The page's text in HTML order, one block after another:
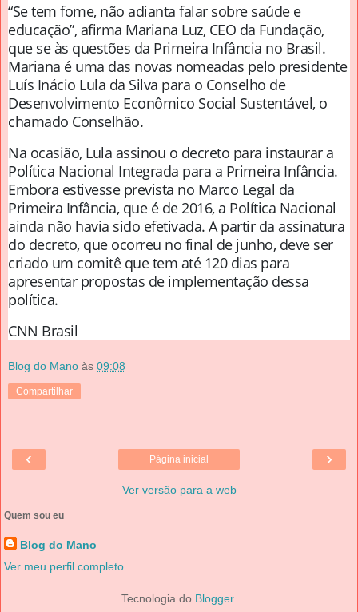
“Se tem fome, não adianta falar sobre saúde e
educação”, afirma Mariana Luz, CEO da Fundação,
que se às questões da Primeira Infância no Brasil.
Mariana é uma das novas nomeadas pelo presidente
Luís Inácio Lula da Silva para o Conselho de
Desenvolvimento Econômico Social Sustentável, o
chamado Conselhão.
Na ocasião, Lula assinou o decreto para instaurar a
Política Nacional Integrada para a Primeira Infância.
Embora estivesse prevista no Marco Legal da
Primeira Infância, que é de 2016, a Política Nacional
ainda não havia sido efetivada. A partir da assinatura
do decreto, que ocorreu no final de junho, deve ser
criado um comitê que tem até 120 dias para
apresentar propostas de implementação dessa
política.
CNN Brasil
Blog do Mano às 09:08
Compartilhar
‹ ›
Página inicial
Ver versão para a web
Quem sou eu
Blog do Mano
Ver meu perfil completo
Tecnologia do Blogger.